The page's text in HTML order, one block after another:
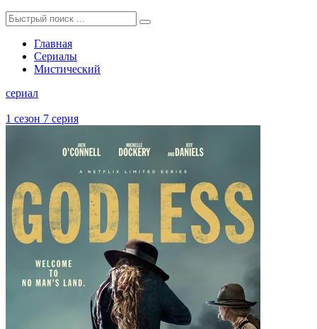
Главная
Сериалы
Мистический
сериал
1 сезон 7 серия